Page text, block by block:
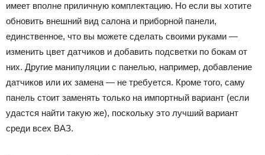
имеет вполне приличную комплектацию. Но если вы хотите
обновить внешний вид салона и приборной панели,
единственное, что вы можете сделать своими руками —
изменить цвет датчиков и добавить подсветки по бокам от
них. Другие манипуляции с панелью, например, добавление
датчиков или их замена — не требуется. Кроме того, саму
панель стоит заменять только на импортный вариант (если
удастся найти такую же), поскольку это лучший вариант
среди всех ВАЗ.